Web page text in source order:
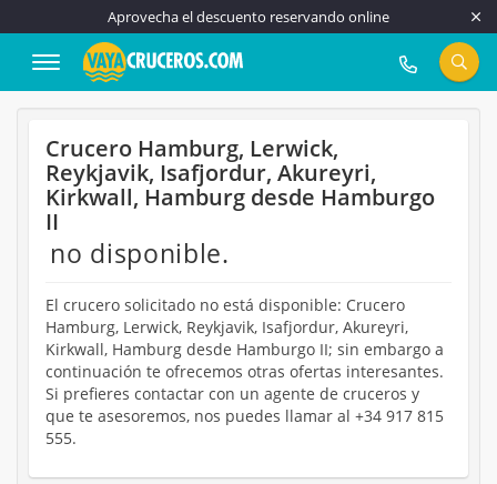
Aprovecha el descuento reservando online
917 815 555
Crucero Hamburg, Lerwick,
Reykjavik, Isafjordur, Akureyri,
Kirkwall, Hamburg desde Hamburgo
II
no disponible.
El crucero solicitado no está disponible: Crucero
Hamburg, Lerwick, Reykjavik, Isafjordur, Akureyri,
Kirkwall, Hamburg desde Hamburgo II; sin embargo a
continuación te ofrecemos otras ofertas interesantes.
Si prefieres contactar con un agente de cruceros y
que te asesoremos, nos puedes llamar al +34 917 815
555.